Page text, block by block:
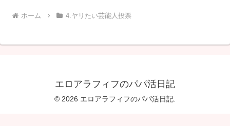
ホーム 4.ヤリたい芸能人投票
エロアラフィフのパパ活日記
© 2026 エロアラフィフのパパ活日記.